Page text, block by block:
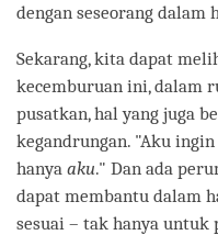
dengan seseorang dalam
Sekarang, kita dapat
kecemburuan ini, dalam
pusatkan, hal yang juga
kegandrungan. "Aku
hanya aku." Dan ada
dapat membantu dalam
sesuai – tak hanya untuk